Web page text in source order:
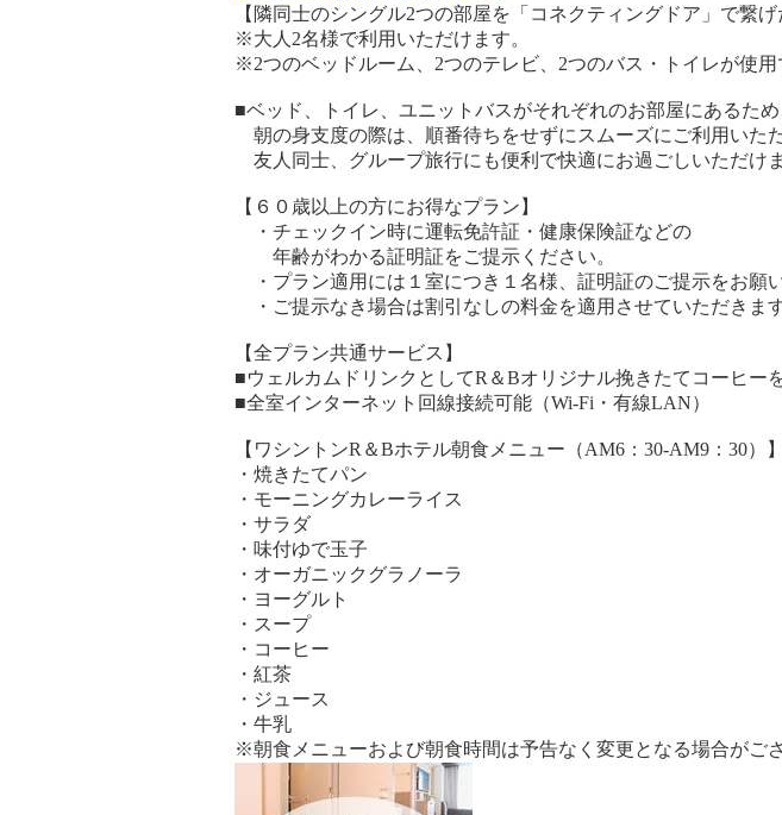
【隣同士のシングル2つの部屋を「コネクティングドア」で繋げ
※大人2名様で利用いただけます。
※2つのベッドルーム、2つのテレビ、2つのバス・トイレが使用
■ベッド、トイレ、ユニットバスがそれぞれのお部屋にあるため
朝の身支度の際は、順番待ちをせずにスムーズにご利用いただ
友人同士、グループ旅行にも便利で快適にお過ごしいただけま
【６０歳以上の方にお得なプラン】
・チェックイン時に運転免許証・健康保険証などの
年齢がわかる証明証をご提示ください。
・プラン適用には１室につき１名様、証明証のご提示をお願
・ご提示なき場合は割引なしの料金を適用させていただきます
【全プラン共通サービス】
■ウェルカムドリンクとしてR＆Bオリジナル挽きたてコーヒー
■全室インターネット回線接続可能（Wi-Fi・有線LAN）
【ワシントンR＆Bホテル朝食メニュー（AM6：30-AM9：30）】
・焼きたてパン
・モーニングカレーライス
・サラダ
・味付ゆで玉子
・オーガニックグラノーラ
・ヨーグルト
・スープ
・コーヒー
・紅茶
・ジュース
・牛乳
※朝食メニューおよび朝食時間は予告なく変更となる場合がござ